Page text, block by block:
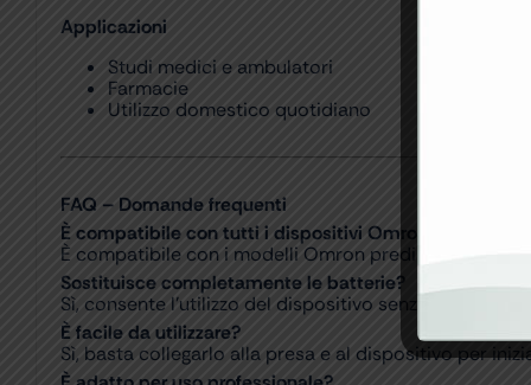
Applicazioni
Studi medici e ambulatori
Farmacie
Utilizzo domestico quotidiano
FAQ – Domande frequenti
È compatibile con tutti i dispositivi Omron?
È compatibile con i modelli Omron predisposti per
Sostituisce completamente le batterie?
Sì, consente l’utilizzo del dispositivo senza batterie
È facile da utilizzare?
Sì, basta collegarlo alla presa e al dispositivo per